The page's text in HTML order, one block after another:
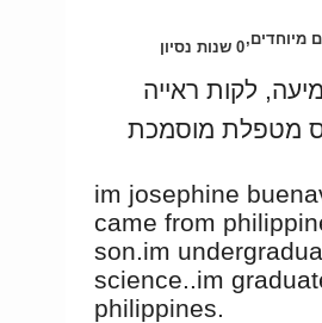
מיוחדים,0 שנות נסיון
לקות ראייה
מטפלת מוסמכת
im josephine
came from
son.im
science..im
philippines.